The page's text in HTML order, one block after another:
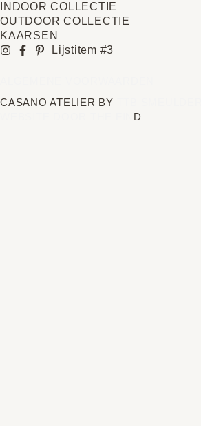
INDOOR COLLECTIE
OUTDOOR COLLECTIE
KAARSEN
Lijstitem #3
CASANO ATELIER BY
D